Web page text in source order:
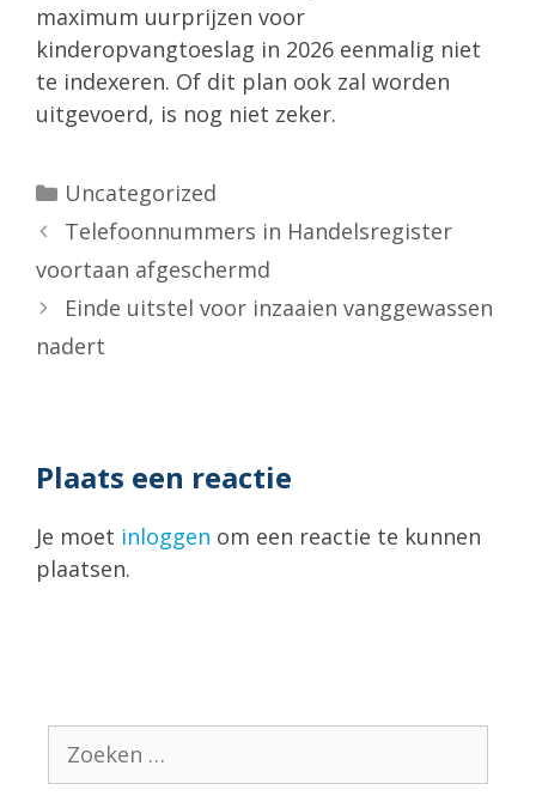
maximum uurprijzen voor
kinderopvangtoeslag in 2026 eenmalig niet
te indexeren. Of dit plan ook zal worden
uitgevoerd, is nog niet zeker.
Categorieën
Uncategorized
Telefoonnummers in Handelsregister
voortaan afgeschermd
Einde uitstel voor inzaaien vanggewassen
nadert
Plaats een reactie
Je moet inloggen om een reactie te kunnen
plaatsen.
naar: